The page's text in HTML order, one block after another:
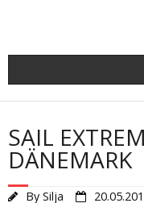
content
SAIL
DÄNEMARK
By Silja